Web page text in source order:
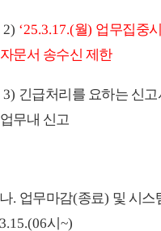
2) ‘25.3.17.(월) 업무집중
자문서 송수신 제한
3) 긴급처리를 요하는 신
업무내 신고
나. 업무마감(종료) 및 시스
3.15.(06시 ~)